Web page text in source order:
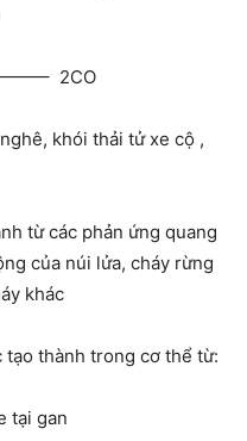
2CO
khói thải tử xe cộ ,
từ các phản ứng quang
của núi lửa, cháy rừng
khác
tạo thành trong cơ thể từ:
tại gan